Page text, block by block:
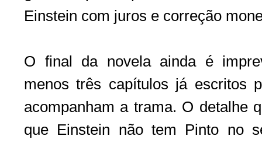
Einstein com juros e correção
O final da novela ainda é
menos três capítulos já escritos
acompanham a trama. O detalhe
que Einstein não tem Pinto no